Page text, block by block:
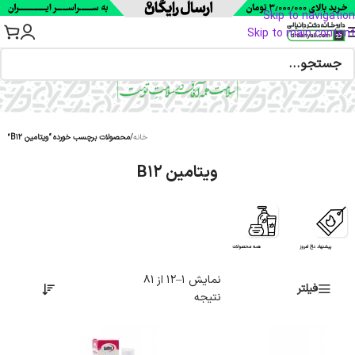
Skip to navigation
Skip to main content
ویتامین B12
خانه/محصولات برچسب خورده “ویتامین B12”
پیشنهاد داغ امروز همه محصولات
فیلتر
نمایش 1–12 از 81
نتیجه